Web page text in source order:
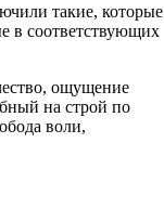
такие, которые
в соответствующих
ощущение
на строй по
воли,